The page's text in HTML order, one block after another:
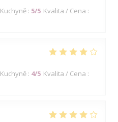
Kuchyně : 5/5 Kvalita / Cena :
Kuchyně : 4/5 Kvalita / Cena :